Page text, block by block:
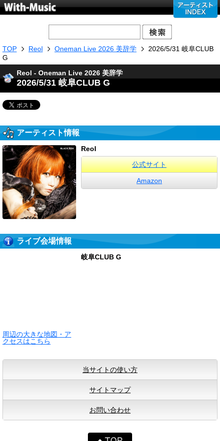
TOP Reol Oneman Live 2026 美辞学
2026/5/31 岐阜CLUB
G
Reol - Oneman Live 2026 美辞学
2026/5/31 岐阜CLUB G
アーティスト情報
Reol
公式サイト
Amazon
ライブ会場情報
周辺の大きな地図・ア
クセスはこちら
岐阜CLUB G
当サイトの使い方
サイトマップ
お問い合わせ